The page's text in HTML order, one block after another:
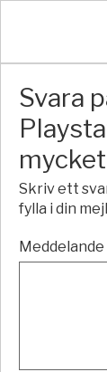
Svara
Skriv ett
fylla i din
Meddelande